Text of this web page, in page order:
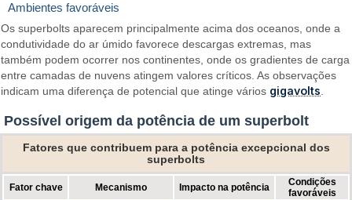
Ambientes favoráveis
Os superbolts aparecem principalmente acima dos oceanos, onde a
condutividade do ar úmido favorece descargas extremas, mas
também podem ocorrer nos continentes, onde os gradientes de carga
entre camadas de nuvens atingem valores críticos. As observações
indicam uma diferença de potencial que atinge vários gigavolts.
Possível origem da potência de um superbolt
Fatores que contribuem para a potência excepcional dos
superbolts
Fator chave Mecanismo Impacto na potência
Condições
favoráveis